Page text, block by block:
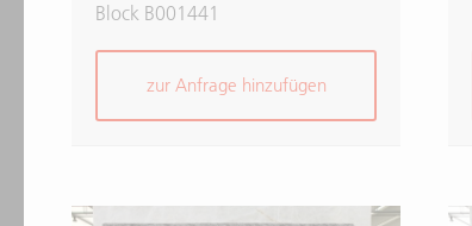
Block B001441
zur Anfrage hinzufügen